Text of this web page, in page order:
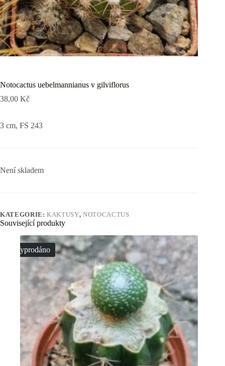
Notocactus uebelmannianus v gilviflorus
38,00 Kč
3 cm, FS 243
Není skladem
KATEGORIE:KAKTUSY,NOTOCACTUS
Související produkty
Vyprodáno